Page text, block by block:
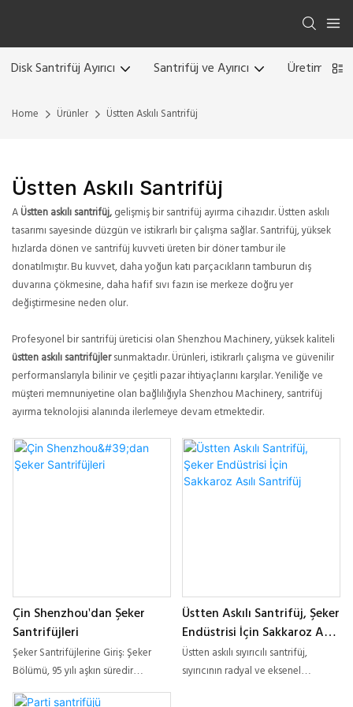
Disk Santrifüj Ayırıcı Santrifüj ve Ayırıcı Üretim
Home Ürünler Üstten Askılı Santrifüj
Üstten Askılı Santrifüj
AÜstten askılı santrifüj,gelişmiş bir santrifüj ayırma cihazıdır. Üstten askılı
tasarımı sayesinde düzgün ve istikrarlı bir çalışma sağlar. Santrifüj, yüksek
hızlarda dönen ve santrifüj kuvveti üreten bir döner tambur ile
donatılmıştır. Bu kuvvet, daha yoğun katı parçacıkların tamburun dış
duvarına çökmesine, daha hafif sıvı fazın ise merkeze doğru yer
değiştirmesine neden olur.
Profesyonel bir santrifüj üreticisi olan Shenzhou Machinery, yüksek kaliteli
üstten askılı santrifüjlersunmaktadır. Ürünleri, istikrarlı çalışma ve güvenilir
performanslarıyla bilinir ve çeşitli pazar ihtiyaçlarını karşılar. Yeniliğe ve
müşteri memnuniyetine olan bağlılığıyla Shenzhou Machinery, santrifüj
ayırma teknolojisi alanında ilerlemeye devam etmektedir.
Çin Shenzhou'dan Şeker
Santrifüjleri
Şeker Santrifüjlerine Giriş: Şeker
Bölümü, 95 yılı aşkın süredir
dünyanın dört bir yanındaki pancar
Üstten Askılı Santrifüj, Şeker
Endüstrisi İçin Sakkaroz Asılı
Santrifüj
Üstten askılı sıyırıcılı santrifüj,
sıyırıcının radyal ve eksenel